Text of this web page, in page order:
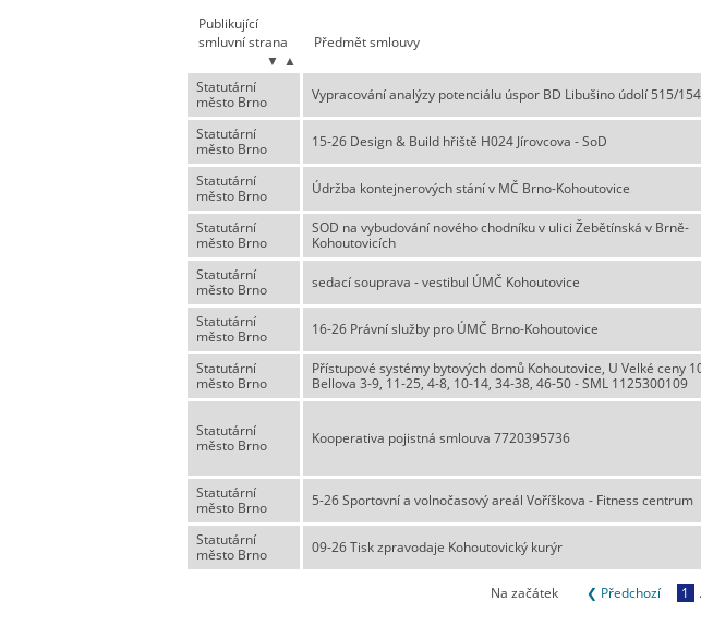
Publikující
smluvní strana
▲
▼
Předmět smlouvy
Statutární
město Brno
Vypracování analýzy potenciálu úspor BD Libušino údolí 515/154
Statutární
město Brno
15-26 Design & Build hřiště H024 Jírovcova - SoD
Statutární
město Brno
Údržba kontejnerových stání v MČ Brno-Kohoutovice
Statutární
město Brno
SOD na vybudování nového chodníku v ulici Žebětínská v Brně-
Kohoutovicích
Statutární
město Brno
sedací souprava - vestibul ÚMČ Kohoutovice
Statutární
město Brno
16-26 Právní služby pro ÚMČ Brno-Kohoutovice
Statutární
město Brno
Přístupové systémy bytových domů Kohoutovice, U Velké ceny
Bellova 3-9, 11-25, 4-8, 10-14, 34-38, 46-50 - SML 1125300109
Statutární
město Brno
Kooperativa pojistná smlouva 7720395736
Statutární
město Brno
5-26 Sportovní a volnočasový areál Voříškova - Fitness centrum
Statutární
město Brno
09-26 Tisk zpravodaje Kohoutovický kurýr
Na začátek ❮ Předchozí 1